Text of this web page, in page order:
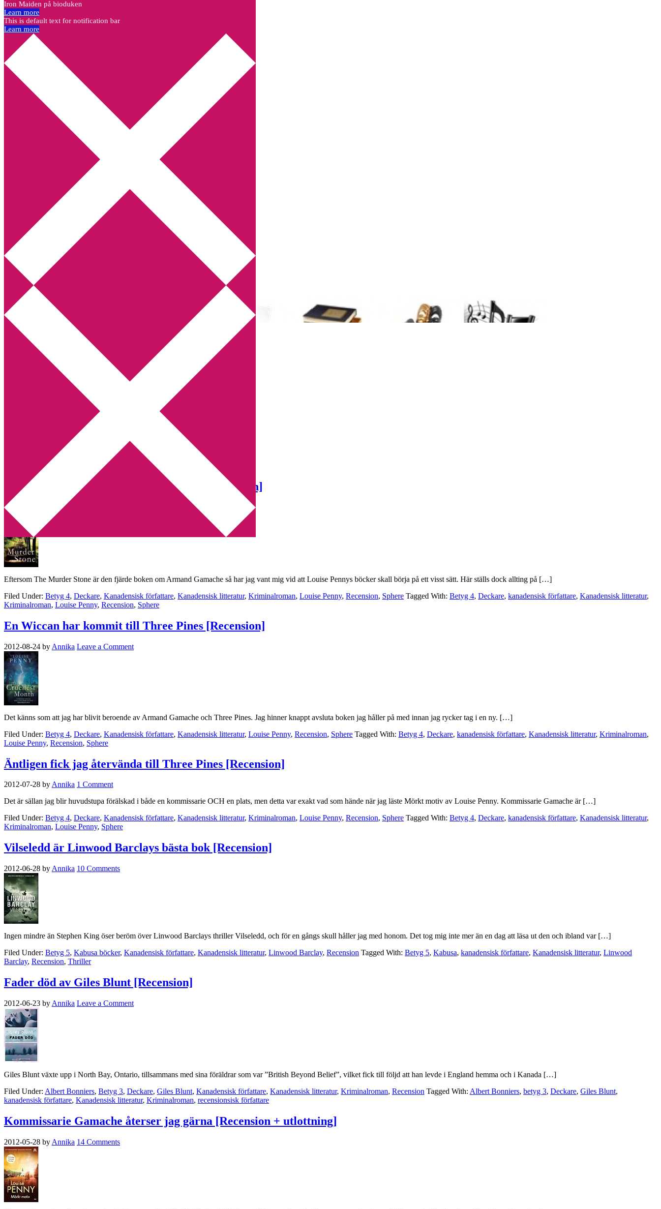
Annikas litteratur- och kulturblogg
Deckare, kriminalromaner, thrillers
Hem
Boktolva
Författarfemman
Kontakt
Webbshop Amazon
Utskriftscentralen
Min tv-blogg
You are here:Home Archives for kanadensisk författare
Armand Gamache lämnar Three Pines [Recension]
2012-09-02 Annika
Eftersom The Murder Stone är den fjärde boken om Armand Gamache så har jag vant mig vid att Louise Pennys böcker skall börja på ett visst sätt. Här ställs dock allting på […]
Filed Under: Betyg 4, Deckare, Kanadensisk författare, Kanadensisk litteratur, Kriminalroman, Louise Penny, Recension, Sphere Tagged With: Betyg 4, Deckare, kanadensisk författare, Kanadensisk litteratur,
Kriminalroman, Louise Penny, Recension, Sphere
En Wiccan har kommit till Three Pines [Recension]
2012-08-24 by Annika Leave a Comment
Det känns som att jag har blivit beroende av Armand Gamache och Three Pines. Jag hinner knappt avsluta boken jag håller på med innan jag rycker tag i en ny. […]
Filed Under: Betyg 4, Deckare, Kanadensisk författare, Kanadensisk litteratur, Louise Penny, Recension, Sphere Tagged With: Betyg 4, Deckare, kanadensisk författare, Kanadensisk litteratur, Kriminalroman,
Louise Penny, Recension, Sphere
Äntligen fick jag återvända till Three Pines [Recension]
2012-07-28 byAnnika 1 Comment
Det är sällan jag blir huvudstupa förälskad i både en kommissarie OCH en plats, men detta var exakt vad som hände när jag läste Mörkt motiv av Louise Penny. Kommissarie Gamache är […]
Filed Under: Betyg 4, Deckare, Kanadensisk författare, Kanadensisk litteratur, Kriminalroman, Louise Penny, Recension, Sphere Tagged With: Betyg 4, Deckare, kanadensisk författare, Kanadensisk litteratur,
Kriminalroman, Louise Penny, Sphere
Vilseledd är Linwood Barclays bästa bok [Recension]
2012-06-28 by Annika 10 Comments
Ingen mindre än Stephen King öser beröm över Linwood Barclays thriller Vilseledd, och för en gångs skull håller jag med honom. Det tog mig inte mer än en dag att läsa ut den och ibland var […]
Filed Under: Betyg 5, Kabusa böcker, Kanadensisk författare, Kanadensisk litteratur, Linwood Barclay, Recension Tagged With: Betyg 5, Kabusa, kanadensisk författare, Kanadensisk litteratur, Linwood
Barclay, Recension, Thriller
Fader död av Giles Blunt [Recension]
2012-06-23 by Annika Leave a Comment
Giles Blunt växte upp i North Bay, Ontario, tillsammans med sina föräldrar som var ”British Beyond Belief”, vilket fick till följd att han levde i England hemma och i Kanada […]
Filed Under: Albert Bonniers, Betyg 3, Deckare, Giles Blunt, Kanadensisk författare, Kanadensisk litteratur, Kriminalroman, Recension Tagged With: Albert Bonniers, betyg 3, Deckare, Giles Blunt,
kanadensisk författare, Kanadensisk litteratur, Kriminalroman, recensionsisk författare
Kommissarie Gamache återser jag gärna [Recension + utlottning]
2012-05-28 by Annika 14 Comments
Iron Maiden på bioduken
Learn more
This is default text for notification bar
Learn more